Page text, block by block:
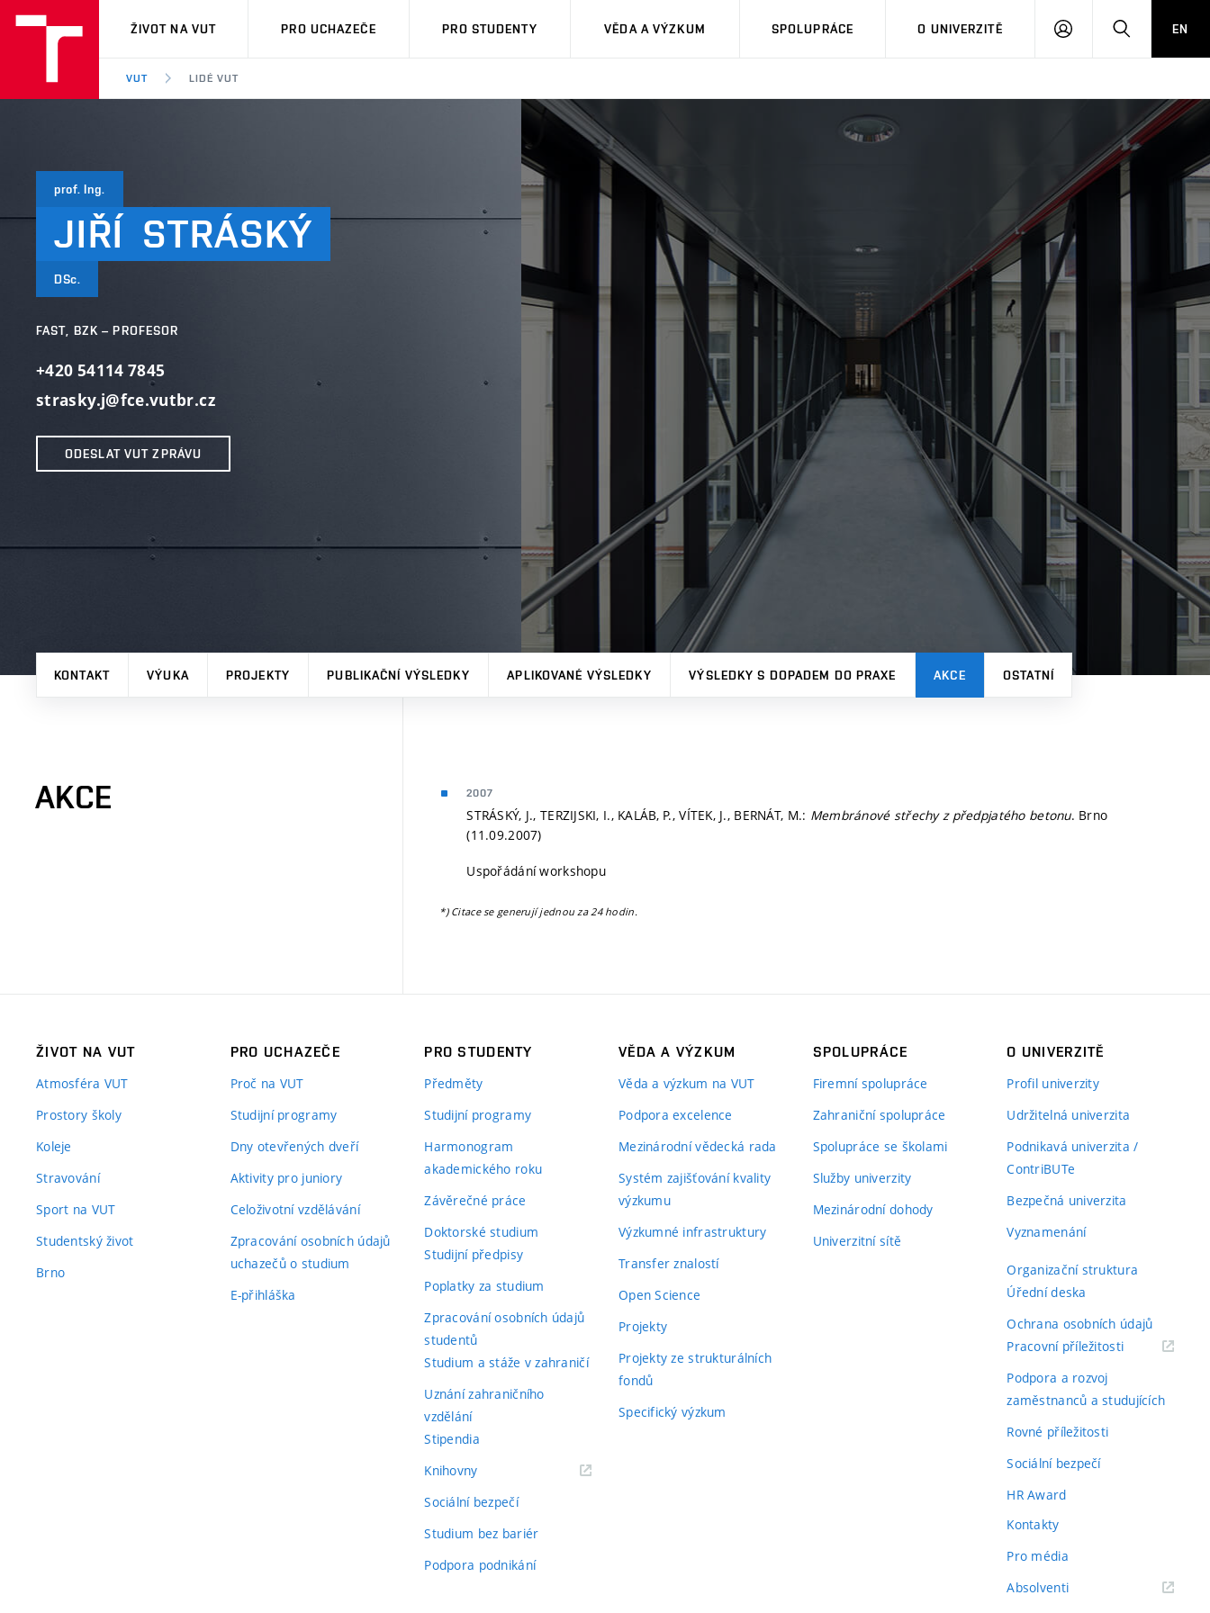
VUT
ŽIVOT NA VUT PRO UCHAZEČE PRO STUDENTY VĚDA A VÝZKUM SPOLUPRÁCE O UNIVERZITĚ
PŘIHLÁSIT HLEDATEN
VUT LIDÉ VUT
prof. Ing.
JIŘÍ STRÁSKÝ
DSc.
FAST, BZK – PROFESOR
+420 54114 7845
strasky.j@fce.vutbr.cz
ODESLAT VUT ZPRÁVU
KONTAKT VÝUKA PROJEKTY PUBLIKAČNÍ VÝSLEDKY APLIKOVANÉ VÝSLEDKY VÝSLEDKY S DOPADEM DO PRAXE AKCE OSTATNÍ
AKCE 2007
STRÁSKÝ, J., TERZIJSKI, I., KALÁB, P., VÍTEK, J., BERNÁT, M.: Membránové střechy z předpjatého betonu. Brno
(11.09.2007)
Uspořádání workshopu
*) Citace se generují jednou za 24 hodin.
ŽIVOT NA VUT
Atmosféra VUT
Prostory školy
Koleje
Stravování
Sport na VUT
Studentský život
Brno
PRO UCHAZEČE
Proč na VUT
Studijní programy
Dny otevřených dveří
Aktivity pro juniory
Celoživotní vzdělávání
Zpracování osobních údajů
uchazečů o studium
E-přihláška
PRO STUDENTY
Předměty
Studijní programy
Harmonogram
akademického roku
Závěrečné práce
Doktorské studium
Studijní předpisy
Poplatky za studium
Zpracování osobních údajů
studentů
Studium a stáže v zahraničí
Uznání zahraničního
vzdělání
Stipendia
Knihovny(externí
Sociální bezpečí
Studium bez bariér
Podpora podnikání
VĚDA A VÝZKUM
Věda a výzkum na VUT
Podpora excelence
Mezinárodní vědecká rada
Systém zajišťování kvality
výzkumu
Výzkumné infrastruktury
Transfer znalostí
Open Science
Projekty
Projekty ze strukturálních
fondů
Specifický výzkum
SPOLUPRÁCE
Firemní spolupráce
Zahraniční spolupráce
Spolupráce se školami
Služby univerzity
Mezinárodní dohody
Univerzitní sítě
O UNIVERZITĚ
Profil univerzity
Udržitelná univerzita
Podnikavá univerzita /
ContriBUTe
Bezpečná univerzita
Vyznamenání
Organizační struktura
Úřední deska
Ochrana osobních údajů
Pracovní příležitosti(externí
Podpora a rozvoj
zaměstnanců a studujících
Rovné příležitosti
Sociální bezpečí
HR Award
Kontakty
Pro média
Absolventi(externí